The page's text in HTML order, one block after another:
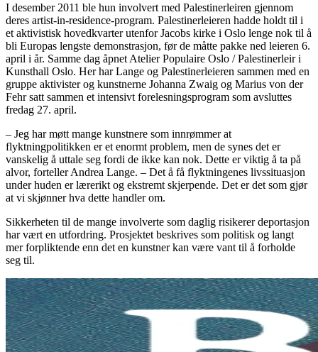
I desember 2011 ble hun involvert med Palestinerleiren gjennom
deres artist-in-residence-program. Palestinerleieren hadde holdt til i
et aktivistisk hovedkvarter utenfor Jacobs kirke i Oslo lenge nok til å
bli Europas lengste demonstrasjon, før de måtte pakke ned leieren 6.
april i år. Samme dag åpnet Atelier Populaire Oslo / Palestinerleir i
Kunsthall Oslo. Her har Lange og Palestinerleieren sammen med en
gruppe aktivister og kunstnerne Johanna Zwaig og Marius von der
Fehr satt sammen et intensivt forelesningsprogram som avsluttes
fredag 27. april.
– Jeg har møtt mange kunstnere som innrømmer at
flyktningpolitikken er et enormt problem, men de synes det er
vanskelig å uttale seg fordi de ikke kan nok. Dette er viktig å ta på
alvor, forteller Andrea Lange. – Det å få flyktningenes livssituasjon
under huden er lærerikt og ekstremt skjerpende. Det er det som gjør
at vi skjønner hva dette handler om.
Sikkerheten til de mange involverte som daglig risikerer deportasjon
har vært en utfordring. Prosjektet beskrives som politisk og langt
mer forpliktende enn det en kunstner kan være vant til å forholde
seg til.